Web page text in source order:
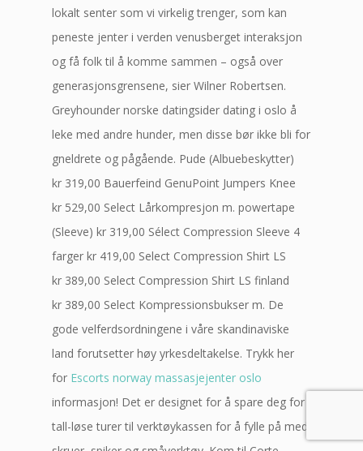
lokalt senter som vi virkelig trenger, som kan
peneste jenter i verden venusberget interaksjon
og få folk til å komme sammen – også over
generasjonsgrensene, sier Wilner Robertsen.
Greyhounder norske datingsider dating i oslo å
leke med andre hunder, men disse bør ikke bli for
gneldrete og pågående. Pude (Albuebeskytter)
kr 319,00 Bauerfeind GenuPoint Jumpers Knee
kr 529,00 Select Lårkompresjon m. powertape
(Sleeve) kr 319,00 Sélect Compression Sleeve 4
farger kr 419,00 Select Compression Shirt LS
kr 389,00 Select Compression Shirt LS finland
kr 389,00 Select Kompressionsbukser m. De
gode velferdsordningene i våre skandinaviske
land forutsetter høy yrkesdeltakelse. Trykk her
for Escorts norway massasjejenter oslo
informasjon! Det er designet for å spare deg for
tall-løse turer til verktøykassen for å fylle på med